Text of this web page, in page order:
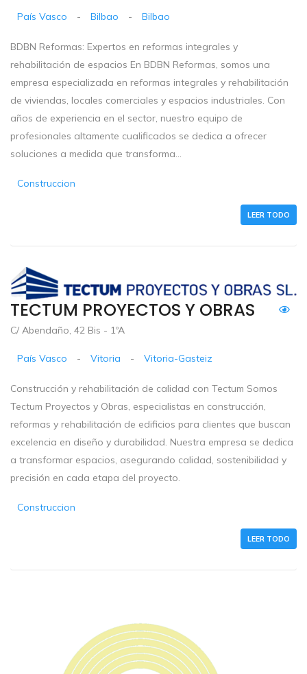
País Vasco - Bilbao - Bilbao
BDBN Reformas: Expertos en reformas integrales y
rehabilitación de espacios En BDBN Reformas, somos una
empresa especializada en reformas integrales y rehabilitación
de viviendas, locales comerciales y espacios industriales. Con
años de experiencia en el sector, nuestro equipo de
profesionales altamente cualificados se dedica a ofrecer
soluciones a medida que transforma...
Construccion
LEER TODO
TECTUM PROYECTOS Y OBRAS
C/ Abendaño, 42 Bis - 1ºA
País Vasco - Vitoria - Vitoria-Gasteiz
Construcción y rehabilitación de calidad con Tectum Somos
Tectum Proyectos y Obras, especialistas en construcción,
reformas y rehabilitación de edificios para clientes que buscan
excelencia en diseño y durabilidad. Nuestra empresa se dedica
a transformar espacios, asegurando calidad, sostenibilidad y
precisión en cada etapa del proyecto.
Construccion
LEER TODO